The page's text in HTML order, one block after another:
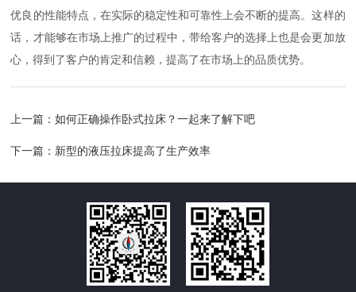
优良的性能特点，在实际的稳定性和可靠性上会不断的提高。这样的
话，才能够在市场上推广的过程中，带给客户的选择上也是会更加放
心，得到了客户的肯定和信赖，提高了在市场上的品质优势。
上一篇：如何正确操作卧式拉床？一起来了解下吧
下一篇： 新型的液压拉床提高了生产效率